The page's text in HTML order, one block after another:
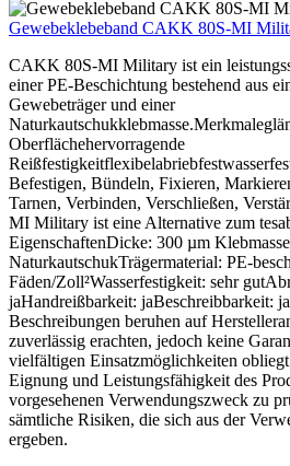
Gewebeklebeband CAKK 80S-MI
CAKK 80S-MI Military ist ein
einer PE-Beschichtung bestehend aus
Gewebeträger und einer
Oberflächehervorragende
Befestigen, Bündeln, Fixieren,
Tarnen, Verbinden, Verschließen,
MI Military ist eine Alternative zum
EigenschaftenDicke: 300 µm
NaturkautschukTrägermaterial: PE-
Fäden/Zoll²Wasserfestigkeit: sehr
jaHandreißbarkeit: jaBeschreibbarkeit:
Beschreibungen beruhen auf
zuverlässig erachten, jedoch keine
vielfältigen Einsatzmöglichkeiten
Eignung und Leistungsfähigkeit des
vorgesehenen Verwendungszweck zu
sämtliche Risiken, die sich aus der
ergeben.